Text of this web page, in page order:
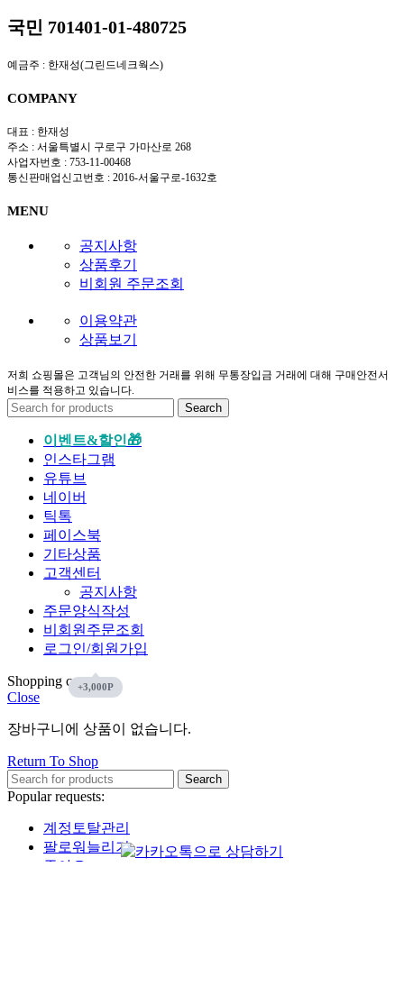
국민 701401-01-480725
예금주 : 한재성(그린드네크웍스)
COMPANY
대표 : 한재성
주소 : 서울특별시 구로구 가마산로 268
사업자번호 : 753-11-00468
통신판매업신고번호 : 2016-서울구로-1632호
MENU
공지사항
상품후기
비회원 주문조회
이용약관
상품보기
저희 쇼핑몰은 고객님의 안전한 거래를 위해 무통장입금 거래에 대해 구매안전서
비스를 적용하고 있습니다.
Search
이벤트&할인🎁
인스타그램
유튜브
네이버
틱톡
페이스북
기타상품
고객센터
공지사항
주문양식작성
비회원주문조회
로그인/회원가입
Shopping cart
Close
장바구니에 상품이 없습니다.
Return To Shop
Search
Popular requests:
계정토탈관리
팔로워늘리기
좋아요